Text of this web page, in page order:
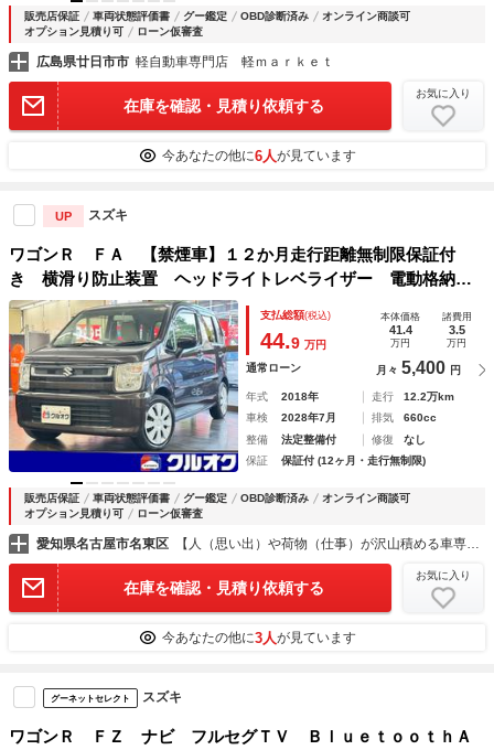
販売店保証 車両状態評価書 グー鑑定 OBD診断済み
オンライン商談可
オプション見積り可
ローン仮審査
広島県廿日市市 軽自動車専門店 軽ｍａｒｋｅｔ
在庫を確認・見積り依頼する
お気に入り
今あなたの他に6人が見ています
UP スズキ
ワゴンＲ ＦＡ 【禁煙車】１２か月走行距離無制限保証付
き 横滑り防止装置 ヘッドライトレベライザー 電動格納ミ
ラー ＣＤ再生 エアコン パワーウインドウ キーレスエン
トリー インパネシフト
支払総額(税込)
44.9 万円
本体価格
41.4
万円
諸費用
3.5
万円
通常ローン 月々 5,400 円
年式 2018年 走行
12.2万km
車検
2028年7月 排気
660cc
整備
法定整備付 修復
なし
保証
保証付 (12ヶ月・走行無制限)
販売店保証 車両状態評価書 グー鑑定 OBD診断済み
オンライン商談可
オプション見積り可
ローン仮審査
愛知県名古屋市名東区 【人（思い出）や荷物（仕事）が沢山積める車専門店】クルオク名古屋インター店
在庫を確認・見積り依頼する
お気に入り
今あなたの他に3人が見ています
グーネットセレクト スズキ
ワゴンＲ ＦＺ ナビ フルセグＴＶ ＢｌｕｅｔｏｏｔｈＡ